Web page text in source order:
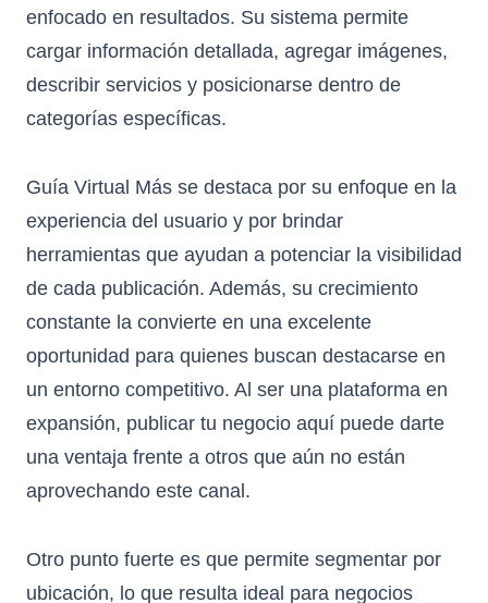
enfocado en resultados. Su sistema permite
cargar información detallada, agregar imágenes,
describir servicios y posicionarse dentro de
categorías específicas.
Guía Virtual Más se destaca por su enfoque en la
experiencia del usuario y por brindar
herramientas que ayudan a potenciar la visibilidad
de cada publicación. Además, su crecimiento
constante la convierte en una excelente
oportunidad para quienes buscan destacarse en
un entorno competitivo. Al ser una plataforma en
expansión, publicar tu negocio aquí puede darte
una ventaja frente a otros que aún no están
aprovechando este canal.
Otro punto fuerte es que permite segmentar por
ubicación, lo que resulta ideal para negocios